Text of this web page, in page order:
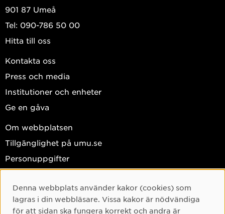
901 87 Umeå
Tel: 090-786 50 00
Hitta till oss
Kontakta oss
Press och media
Institutioner och enheter
Ge en gåva
Om webbplatsen
Tillgänglighet på umu.se
Personuppgifter
Facebook
Instagram
Cookie-samtycke
Denna webbplats använder kakor (cookies) som
lagras i din webbläsare. Vissa kakor är nödvändiga
för att sidan ska fungera korrekt och andra är